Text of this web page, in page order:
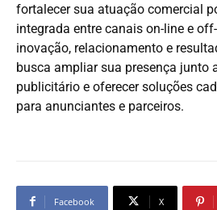
fortalecer sua atuação comercial
integrada entre canais on-line e
inovação, relacionamento e
busca ampliar sua presença junto
publicitário e oferecer soluções
para anunciantes e parceiros.
Facebook X